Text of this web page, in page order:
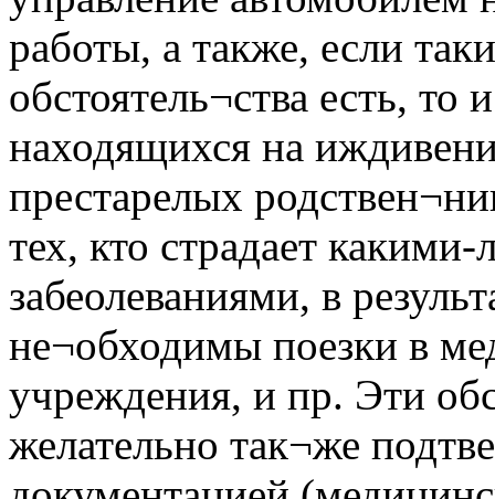
работы, а также, если
обстоятель¬ства есть, то
находящихся на
престарелых
тех, кто страдает какими-
забеолеваниями, в
не¬обходимы поезки в
учреждения, и пр. Эти
желательно так¬же